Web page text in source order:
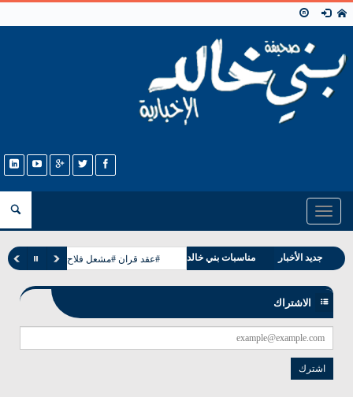
Toggle
navigation
جديد الأخبار مناسبات بني خالد #عقد قران #مشعل فلاح غانم الخالدي
الاشتراك